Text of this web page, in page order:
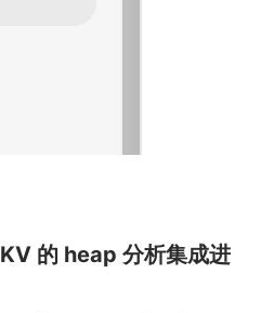
的 heap 分析集成进